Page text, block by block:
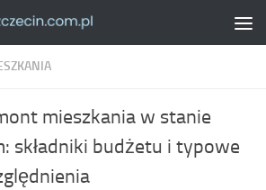
mieszkania w stanie
składniki budżetu i typowe